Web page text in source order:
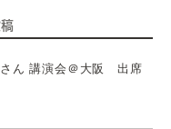
ん 講演会＠大阪 出席